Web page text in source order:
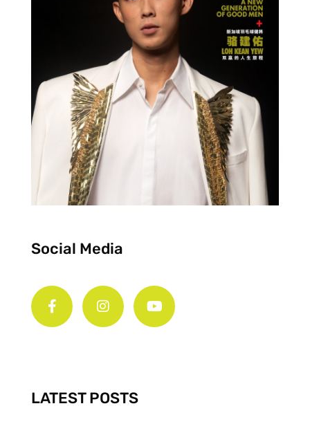
Social Media
a
c
-
f
n
s
m
o
u
LATEST POSTS